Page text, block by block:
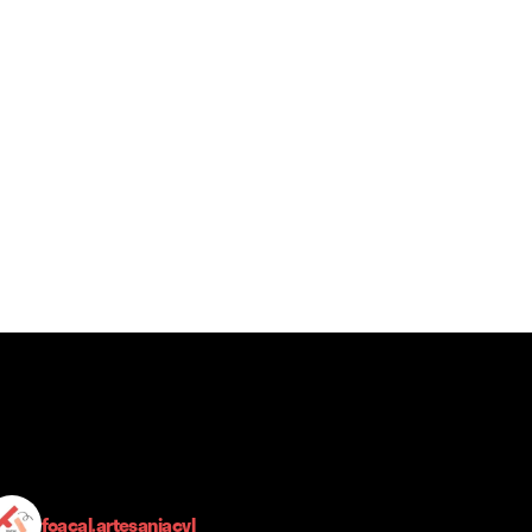
foacal.artesaniacyl